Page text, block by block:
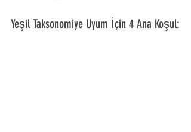
Yeşil Taksonomiye Uyum İçin 4 Ana Koşul: